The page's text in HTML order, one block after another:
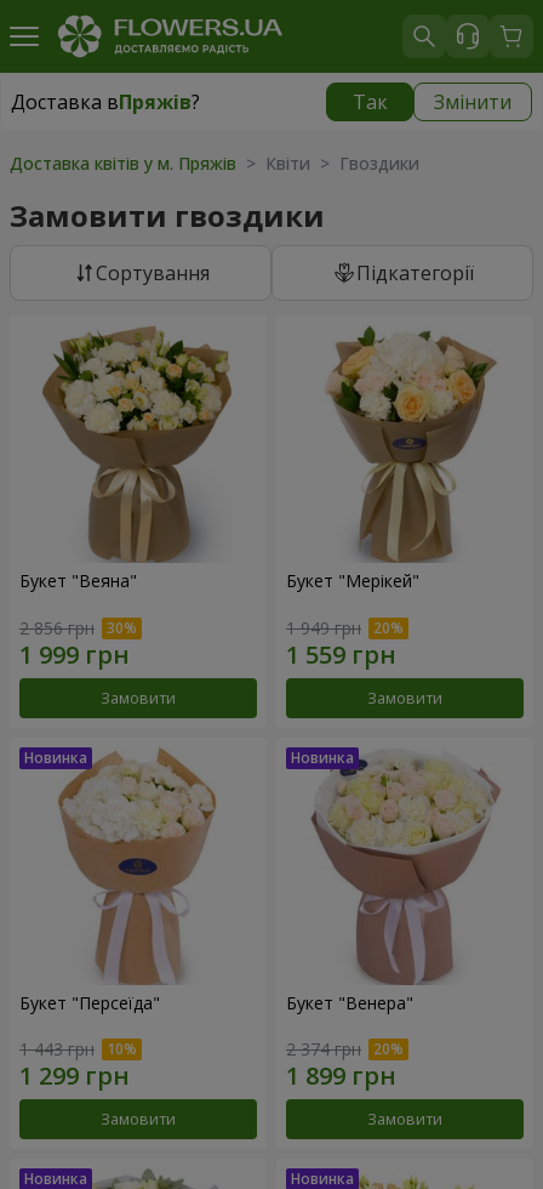
Доставка вПряжів? Так Змінити
Доставка вПряжів|
Доставка квітів у м. Пряжів > Квіти > Гвоздики
Замовити гвоздики
Сортування Підкатегорії
Букет "Веяна"
2 856 грн
Замовити
Букет "Мерікей"
1 949 грн
Замовити
Букет "Персеїда"
1 443 грн
Замовити
Букет "Венера"
2 374 грн
Замовити